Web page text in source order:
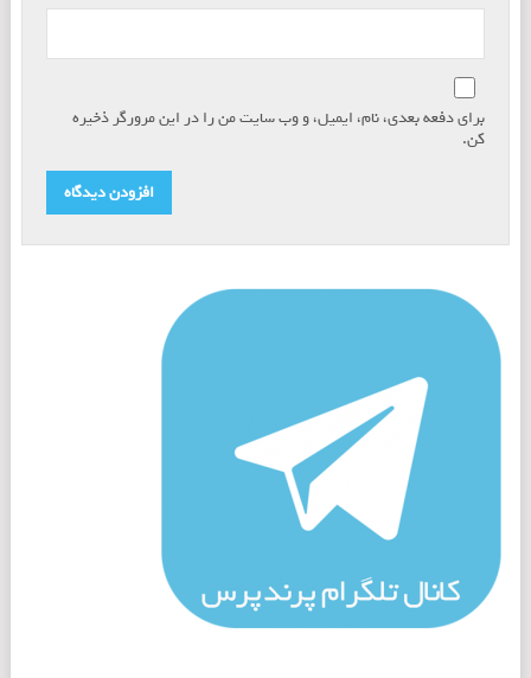
برای دفعه بعدی، نام، ایمیل، و وب سایت من را در این مرورگر ذخیره
کن.